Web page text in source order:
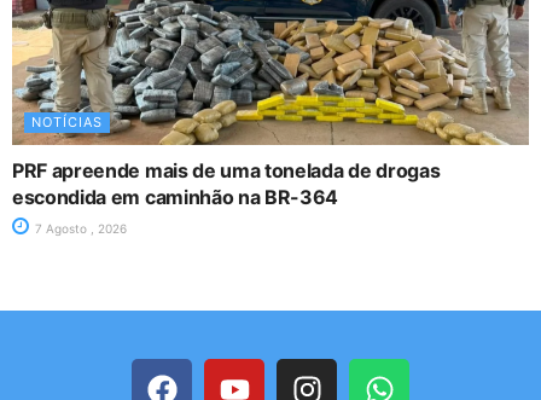
NOTÍCIAS
PRF apreende mais de uma tonelada de drogas
escondida em caminhão na BR-364
7 Agosto , 2026